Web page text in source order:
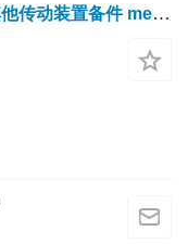
轮式拖拉机 Claas Xerion 4000 的 其他传动装置备件 mechanizm róźnicowy dyferencjał – miska olejowa 0006279190